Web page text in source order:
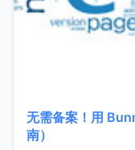
无需备案！用
南）